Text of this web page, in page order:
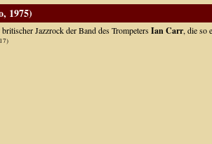
1975)
Jazzrock der Band des TrompetersIan Carr, die so